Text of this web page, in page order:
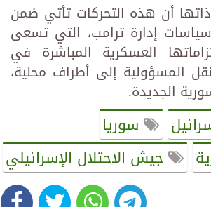
أن هذه التحركات تأتي ضمن
إدارة ترامب، التي تسعى
العسكرية المباشرة في
المسؤولية إلى أطراف محلية،
الجديدة.
سوريا
جيش الاحتلال الإسرائيلي